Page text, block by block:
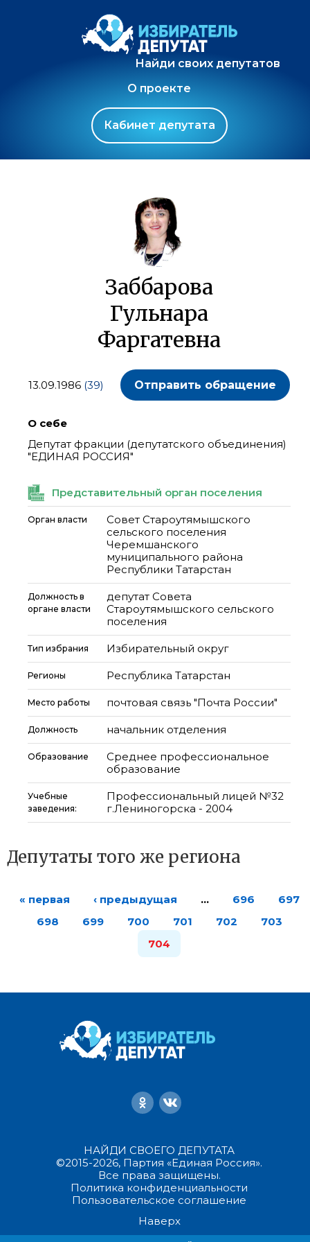
Найди своих депутатов
О проекте
Кабинет депутата
Заббарова
Гульнара
Фаргатевна
13.09.1986 (39) Отправить обращение
О себе
Депутат фракции (депутатского объединения)
"ЕДИНАЯ РОССИЯ"
Представительный орган поселения
Орган власти
Совет Староутямышского
сельского поселения
Черемшанского
муниципального района
Республики Татарстан
Должность в
органе власти
депутат Совета
Староутямышского сельского
поселения
Тип избрания Избирательный округ
Регионы Республика Татарстан
Место работы почтовая связь "Почта России"
Должность начальник отделения
Образование
Среднее профессиональное
образование
Учебные
заведения:
Профессиональный лицей №32
г.Лениногорска - 2004
Депутаты того же региона
« первая ‹ предыдущая … 696
697
698
699 700 701 702
703
704
НАЙДИ СВОЕГО ДЕПУТАТА
©2015-2026, Партия «Единая Россия».
Все права защищены.
Политика конфиденциальности
Пользовательское соглашение
Наверх